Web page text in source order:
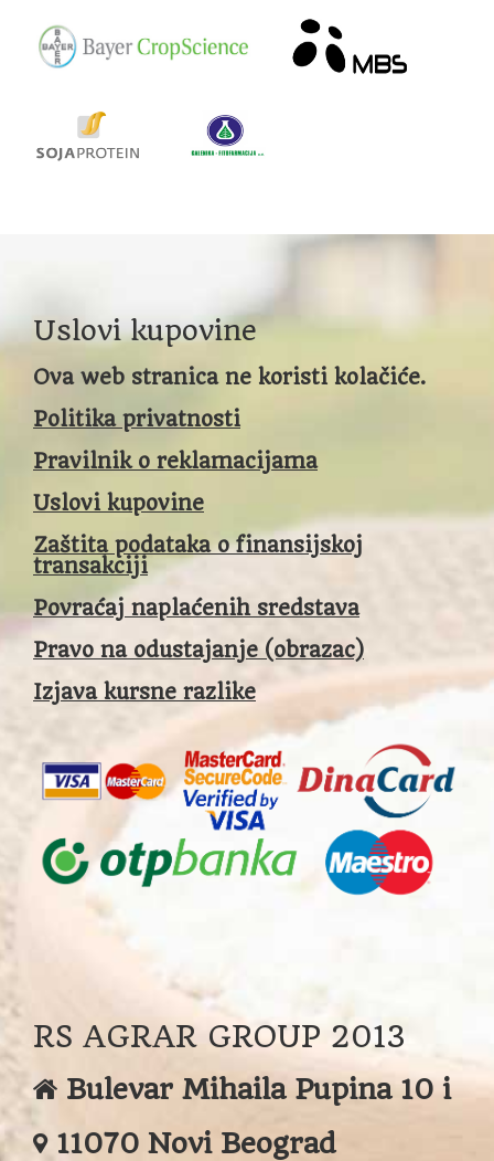
Uslovi kupovine
Ova web stranica ne koristi kolačiće.
Politika privatnosti
Pravilnik o reklamacijama
Uslovi kupovine
Zaštita podataka o finansijskoj
transakciji
Povraćaj naplaćenih sredstava
Pravo na odustajanje (obrazac)
Izjava kursne razlike
RS AGRAR GROUP 2013
Bulevar Mihaila Pupina 10 i
11070 Novi Beograd